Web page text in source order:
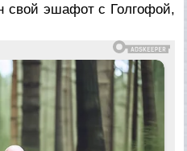
свой эшафот с Голгофой,